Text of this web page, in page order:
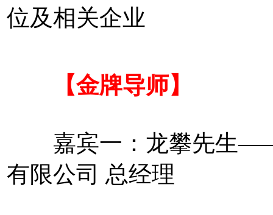
位及相关企业
【金牌导师】
嘉宾一：龙攀先生——
有限公司 总经理